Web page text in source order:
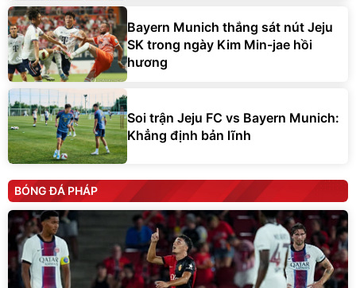
Bayern Munich thắng sát nút Jeju
SK trong ngày Kim Min-jae hồi
hương
Soi trận Jeju FC vs Bayern Munich:
Khẳng định bản lĩnh
BÓNG ĐÁ PHÁP